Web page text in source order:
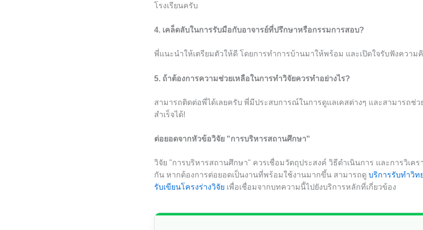
โรงเรียนครับ
4. เคล็ดลับในการรับมือกับอาจารย์ที่ปรึกษาหรือกรรมการสอบ?
พี่แนะนำให้เตรียมตัวให้ดี โดยการทำการบ้านมาให้พร้อม และเปิดใจรับฟังความ
5. ถ้าต้องการความช่วยเหลือในการทำวิจัยควรทำอย่างไร?
สามารถติดต่อพี่ได้เลยครับ พี่มีประสบการณ์ในการดูแลเคสต่างๆ และสามารถช่ว
สำเร็จได้!
ต่อยอดจากหัวข้อวิจัย "การบริหารสถานศึกษา"
วิจัย "การบริหารสถานศึกษา" ควรเชื่อมวัตถุประสงค์ วิธีดำเนินการ และการวิเค
กัน หากต้องการต่อยอดเป็นงานที่พร้อมใช้งานมากขึ้น สามารถดู บริการรับทำวิท
รับเขียนโครงร่างวิจัย เพื่อเชื่อมจากบทความนี้ไปยังบริการหลักที่เกี่ยวข้อง